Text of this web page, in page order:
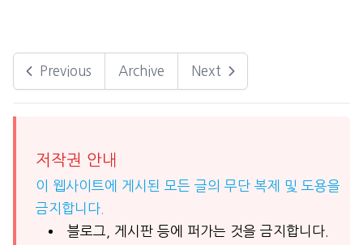
Previous Archive Next
저작권 안내
이 웹사이트에 게시된 모든 글의 무단 복제 및 도용을
금지합니다.
블로그, 게시판 등에 퍼가는 것을 금지합니다.